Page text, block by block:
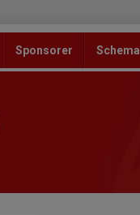
Sponsorer Schema